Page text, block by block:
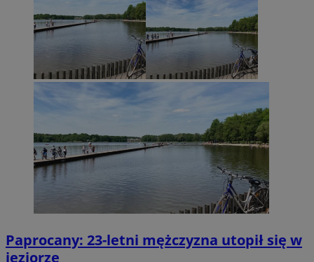
Paprocany: 23-letni mężczyzna utopił się w
jeziorze